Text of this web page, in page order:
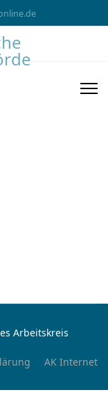
Arbeitskreis
AK Internet